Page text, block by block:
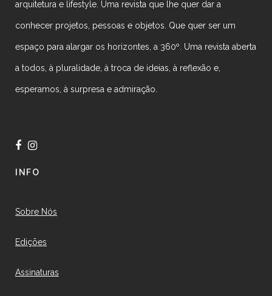
arquitetura e lifestyle. Uma revista que lhe quer dar a
conhecer projetos, pessoas e objetos. Que quer ser um
espaço para alargar os horizontes, a 360º. Uma revista aberta
a todos, à pluralidade, à troca de ideias, à reflexão e,
esperamos, à surpresa e admiração.
INFO
Sobre Nós
Edições
Assinaturas